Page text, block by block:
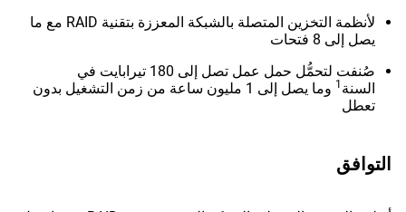
لأنظمة التخزين المتصلة بالشبكة المعززة بتقنية RAID مع ما
يصل إلى 8 فتحات
صُنفت لتحمُّل حمل عمل تصل إلى 180 تيرابايت في
السنة 1
وما يصل إلى 1 مليون ساعة من زمن التشغيل بدون
تعطل
التوافق